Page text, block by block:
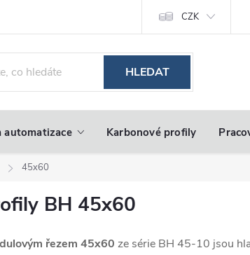
CZK
HLEDAT
automatizace Karbonové profily
45x60
BH 45x60
řezem 45x60 ze série BH 45-10 jsou